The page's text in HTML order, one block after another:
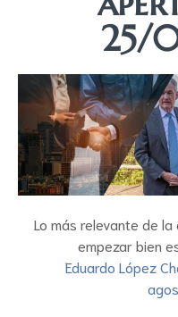
25/
Lo más relevante de
empezar bien
Eduardo López